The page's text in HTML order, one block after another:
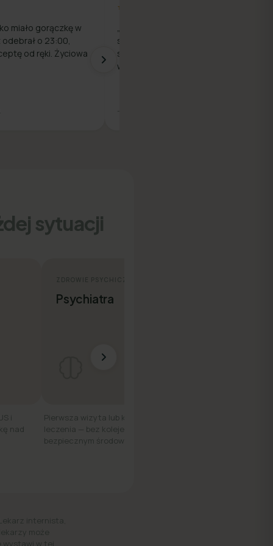
miało gorączkę w
o 23:00,
od ręki. Życiowa
★★★★★
szybka rozmowa z lekarzem i e-
skierowanie na badania. Wszystko
w jednym miejscu."
— Piotr M.
sytuacji
i
nad
Psychiatra
Pierwsza wizyta lub kontynuacja
leczenia — bez kolejek, w
bezpiecznym środowisku.
internista,
może
wystawi w tej